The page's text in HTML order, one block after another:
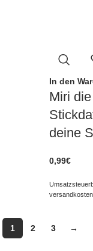
In den
Miri
deine
0,99€
1 2 3 →